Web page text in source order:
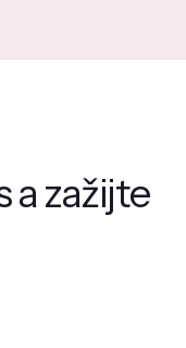
a zažijte